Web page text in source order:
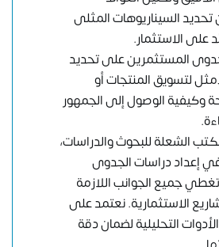
السيناريوهات المثلى
على الاستثمار.
المستثمرين على تحديد
لتسويق المنتجات أو
وكيفية الوصول إلى الجمهور
الشعلة للبحوث والدراسات،
في إعداد دراسات الجدوى
جميع الجوانب اللازمة
الاستثمارية. نعتمد على
التحليلية لضمان دقة